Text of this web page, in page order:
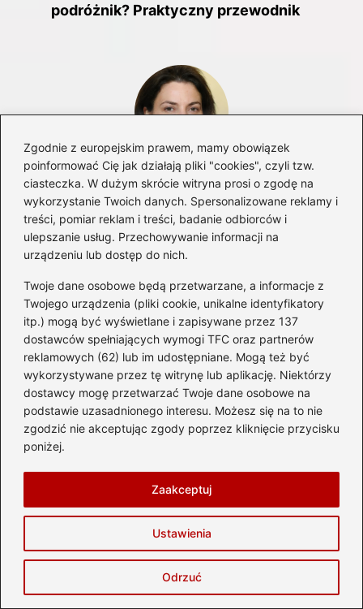
Zgodnie z europejskim prawem, mamy obowiązek
poinformować Cię jak działają pliki "cookies", czyli tzw.
ciasteczka. W dużym skrócie witryna prosi o zgodę na
wykorzystanie Twoich danych. Spersonalizowane reklamy i
treści, pomiar reklam i treści, badanie odbiorców i
ulepszanie usług. Przechowywanie informacji na
urządzeniu lub dostęp do nich.
Twoje dane osobowe będą przetwarzane, a informacje z
Twojego urządzenia (pliki cookie, unikalne identyfikatory
itp.) mogą być wyświetlane i zapisywane przez 137
dostawców spełniających wymogi TFC oraz partnerów
reklamowych (62) lub im udostępniane. Mogą też być
wykorzystywane przez tę witrynę lub aplikację. Niektórzy
dostawcy mogę przetwarzać Twoje dane osobowe na
podstawie uzasadnionego interesu. Możesz się na to nie
zgodzić nie akceptując zgody poprzez kliknięcie przycisku
poniżej.
Ustawienia
Odrzuć
Zaakceptuj
podróżnik? Praktyczny przewodnik
Helena Kruszycka
Jestem twórczynią bloga delta-travel.pl — miejsca, gdzie
planowanie wakacji spotyka się z marzeniem o odkrywaniu
świata. Kocham podróże: te bliskie, weekendowe i te
dalekie, które zmieniają sposób patrzenia na życie.
kuchnie, najpiękniejsze zabytki, a także wyjątkowe miejsca,
które potrafią stać się najcenniejszym wspomnieniem z
wyprawy.
Na blogu dzielę się doświadczeniami z wypoczynku,
praktycznymi poradami, recenzjami hoteli, inspiracjami na
kierunki podróży oraz wskazówkami dotyczącymi lotów,
organizacji wycieczek i zwiedzania. Lubię opisywać świat
oczami podróżnika, który nie tylko ogląda, ale chce
zrozumieć — ludzi, kraje, rytuały i historię, która buduje
tożsamość każdego miejsca.
przeżyć — śniadań na tarasie z widokiem, klimatycznych
uliczek, zachodów słońca nad morzem, a czasem chwili
wytchnienia w najbliższym miasteczku. Wierzę, że podróże
nie zaczynają się w dniu wylotu, lecz wtedy, gdy pojawia
i pokazywać, że świat jest znacznie bliżej, niż się wydaje.